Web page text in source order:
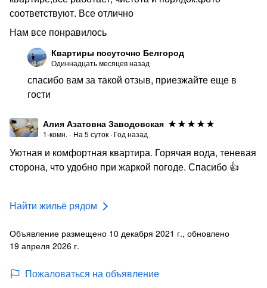
соответствуют. Все отлично
Нам все понравилось
Квартиры посуточно Белгород
Одиннадцать месяцев назад
спасибо вам за такой отзыв, приезжайте еще в
гости
Алия Азатовна Заводовская
1-комн. · На 5 суток · Год назад
Уютная и комфортная квартира. Горячая вода, теневая
сторона, что удобно при жаркой погоде. Спасибо 👍
Найти жильё рядом
Объявление размещено 10 декабря 2021 г., обновлено
19 апреля 2026 г.
Пожаловаться на объявление